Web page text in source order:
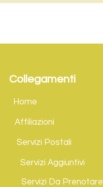
Collegamenti
Home
Affiliazioni
Servizi Postali
Servizi Aggiuntivi
Servizi Da Prenotare